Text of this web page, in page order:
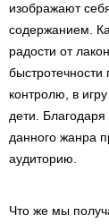
изображают
содержанием.
радости от
контролю, в
дети.
данного жанра
аудиторию.
Что же мы